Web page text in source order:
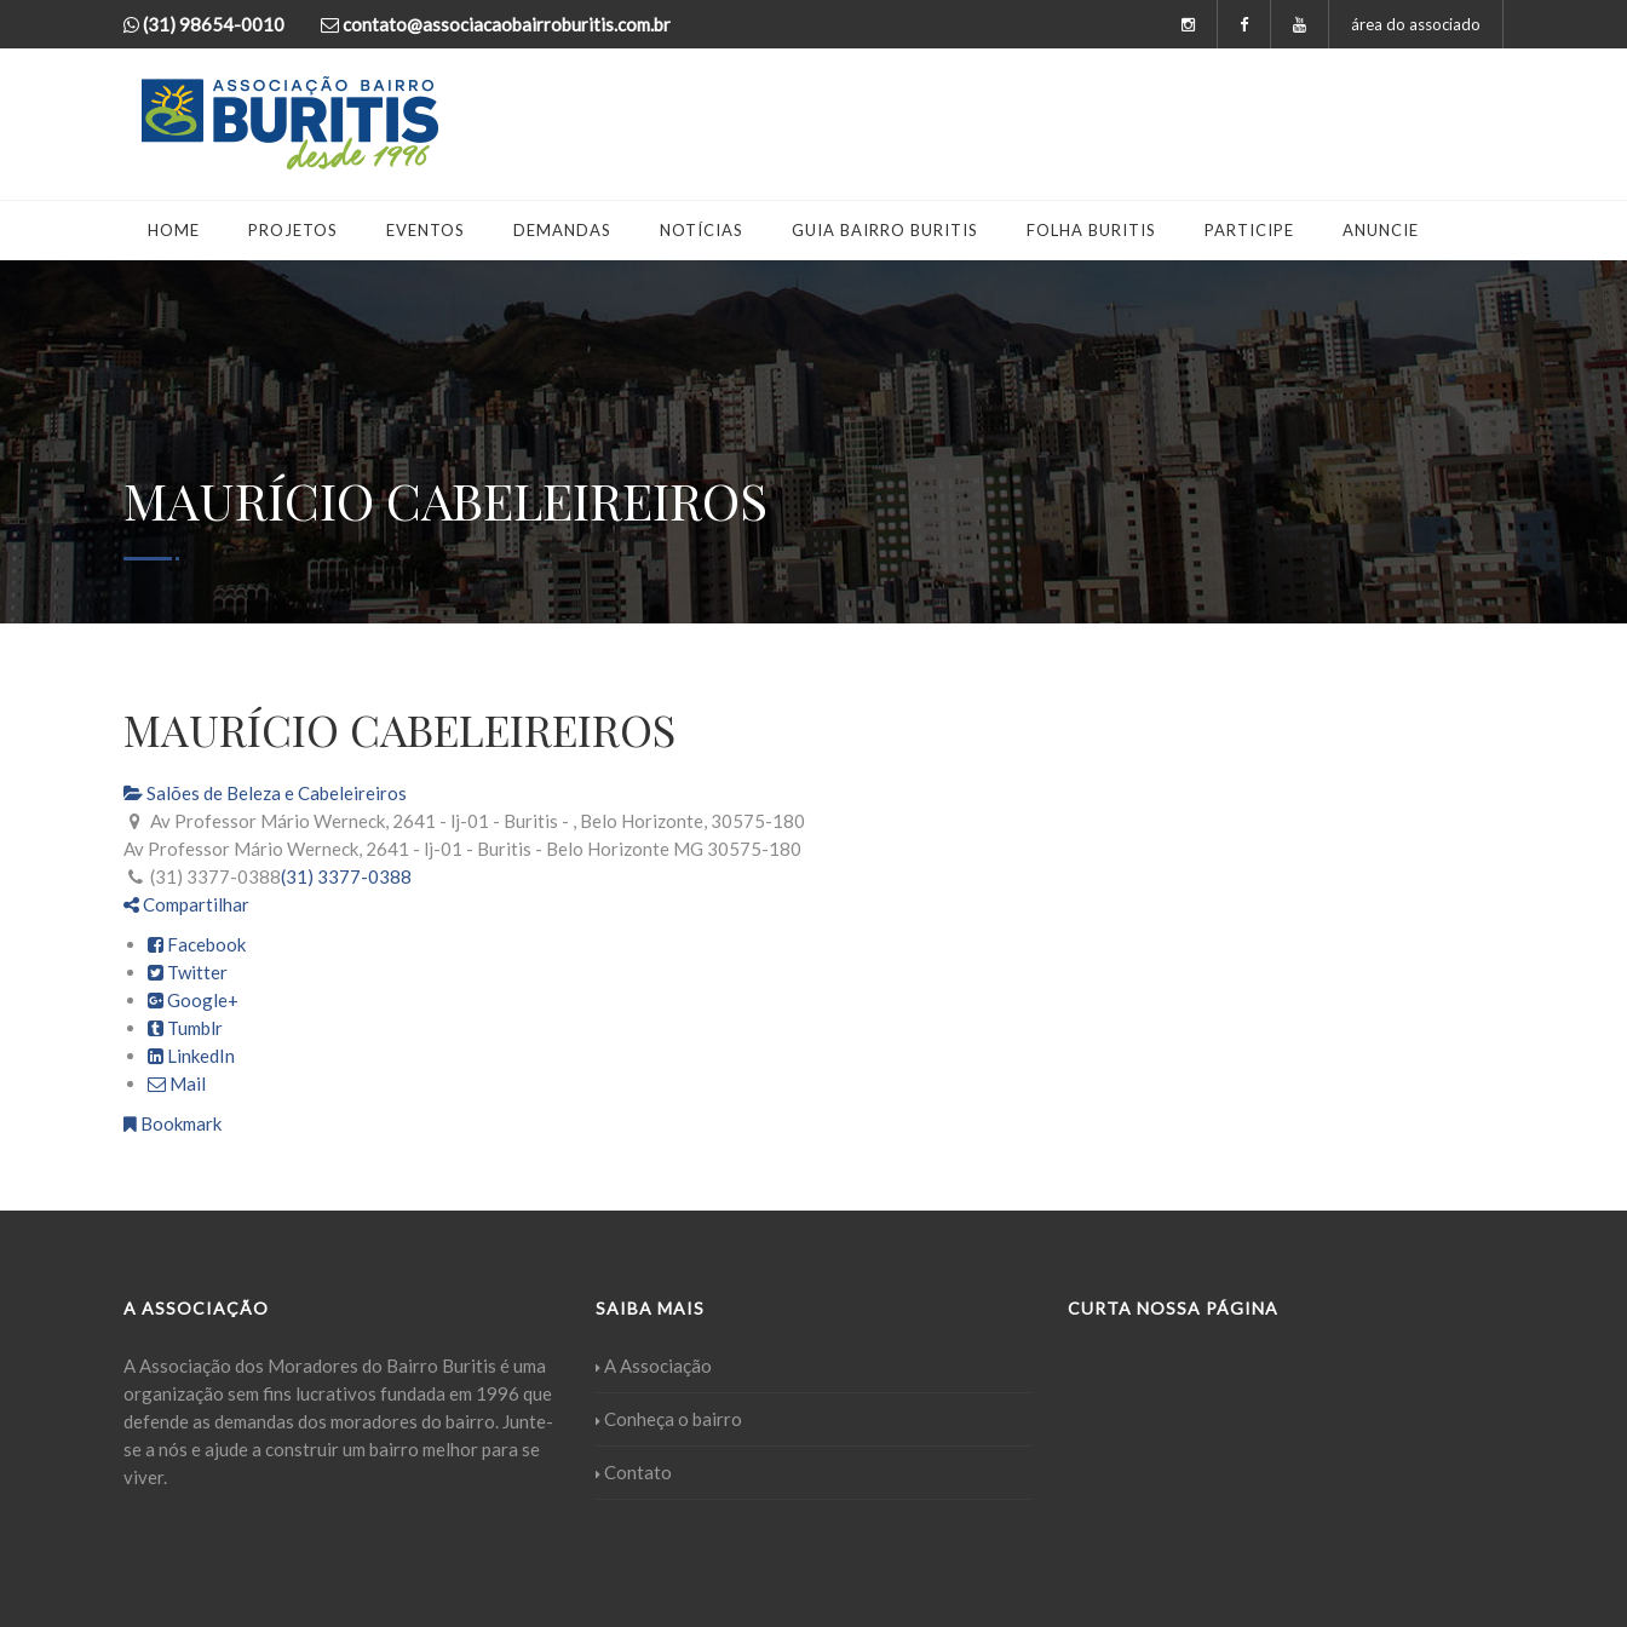
área do associado
(31) 98654-0010 contato@associacaobairroburitis.com.br
HOME PROJETOS EVENTOS DEMANDAS NOTÍCIAS GUIA BAIRRO BURITIS FOLHA BURITIS PARTICIPE ANUNCIE
MAURÍCIO CABELEIREIROS
MAURÍCIO CABELEIREIROS
Salões de Beleza e Cabeleireiros
Av Professor Mário Werneck, 2641 - lj-01 - Buritis - , Belo Horizonte, 30575-180
Av Professor Mário Werneck, 2641 - lj-01 - Buritis - Belo Horizonte MG 30575-180
(31) 3377-0388(31) 3377-0388
Compartilhar
Facebook
Twitter
Google+
Tumblr
LinkedIn
Mail
Bookmark
A ASSOCIAÇÃO
A Associação dos Moradores do Bairro Buritis é uma
organização sem fins lucrativos fundada em 1996 que
defende as demandas dos moradores do bairro. Junte-
se a nós e ajude a construir um bairro melhor para se
viver.
SAIBA MAIS
A Associação
Conheça o bairro
Contato
CURTA NOSSA PÁGINA